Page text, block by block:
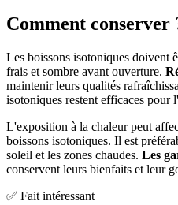
Comment conserver
Les boissons isotoniques doivent
frais et sombre avant ouverture.
maintenir leurs qualités
isotoniques restent efficaces pour
L'exposition à la chaleur peut
boissons isotoniques. Il est
soleil et les zones chaudes. Les
conservent leurs bienfaits et leur
✅ Fait intéressant